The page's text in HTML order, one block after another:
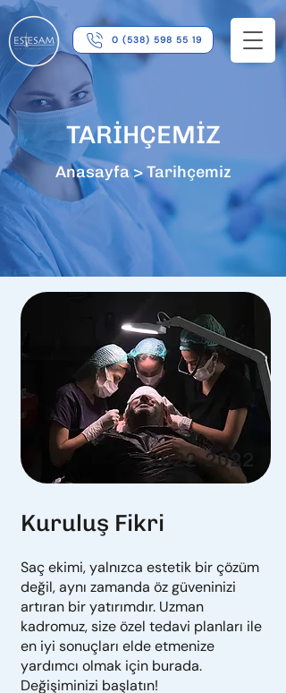
0 (538) 598 55 19
TARİHÇEMİZ
Anasayfa > Tarihçemiz
2022-2022
Kuruluş Fikri
Saç ekimi, yalnızca estetik bir çözüm
değil, aynı zamanda öz güveninizi
artıran bir yatırımdır. Uzman
kadromuz, size özel tedavi planları ile
en iyi sonuçları elde etmenize
yardımcı olmak için burada.
Değişiminizi başlatın!